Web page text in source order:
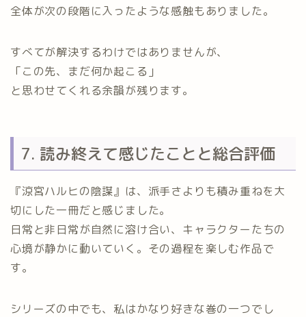
全体が次の段階に入ったような感触もありました。
すべてが解決するわけではありませんが、
「この先、まだ何か起こる」
と思わせてくれる余韻が残ります。
7. 読み終えて感じたことと総合評価
『涼宮ハルヒの陰謀』は、派手さよりも積み重ねを大
切にした一冊だと感じました。
日常と非日常が自然に溶け合い、キャラクターたちの
心境が静かに動いていく。その過程を楽しむ作品で
す。
シリーズの中でも、私はかなり好きな巻の一つでし